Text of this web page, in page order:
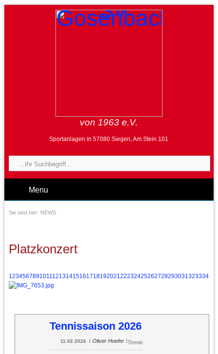
von 1963 e.V.
Sportanlagen in 57080 Siegen, Am Stein 101
Menu
Sie sind hier: NEWS
Platzkonzert
1 234567891011 12131415161718192021 22232425262728293031 32333435
Tennissaison 2026
11.02.2026 | Oliver Hoefer |Tennis